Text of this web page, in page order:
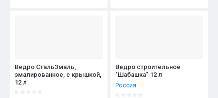
Ведро СтальЭмаль,
эмалированное, с крышкой,
12 л
Ведро строительное
"Шабашка" 12 л
Россия